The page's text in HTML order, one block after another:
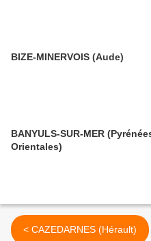
BIZE-MINERVOIS (Aude)
BANYULS-SUR-MER
Orientales)
< CAZEDARNES (Hérault)